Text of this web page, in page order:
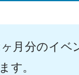
月分のイベ
す。